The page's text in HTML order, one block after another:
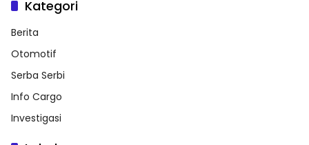
Kategori
Berita
Otomotif
Serba Serbi
Info Cargo
Investigasi